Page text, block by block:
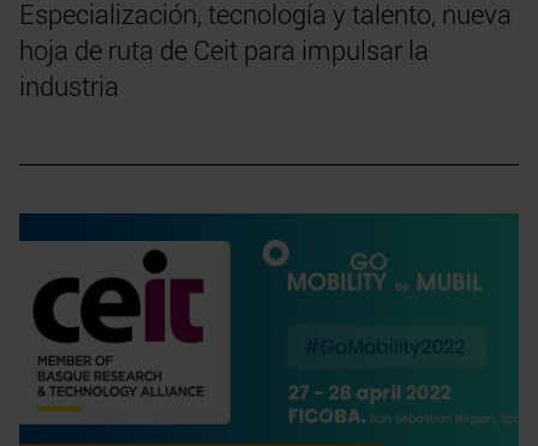
Especialización, tecnología y talento, nueva
hoja de ruta de Ceit para impulsar la
industria